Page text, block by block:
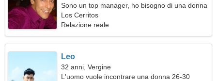
Sono un top manager, ho bisogno di una donna
romantica
Los Cerritos
Relazione reale
Leo
32 anni, Vergine
L'uomo vuole incontrare una donna 26-30